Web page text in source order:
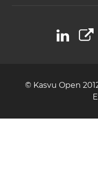
LinkedIn
X
© Kasvu Open